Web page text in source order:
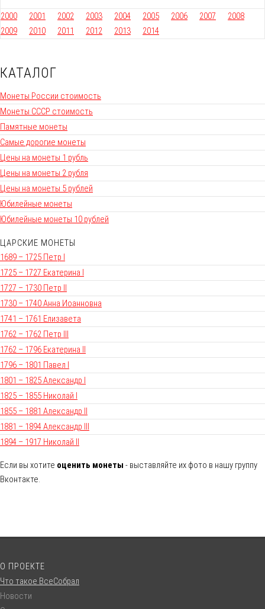
2000 2001 2002 2003 2004 2005 2006 2007
2008
2009
2010 2011 2012 2013 2014
КАТАЛОГ
Монеты России стоимость
Монеты СССР стоимость
Памятные монеты
Самые дорогие монеты
Цены на монеты 1 рубль
Цены на монеты 2 рубля
Цены на монеты 5 рублей
Юбилейные монеты
Юбилейные монеты 10 рублей
ЦАРСКИЕ МОНЕТЫ
1689 – 1725 Петр I
1725 – 1727 Екатерина I
1727 – 1730 Петр II
1730 – 1740 Анна Иоанновна
1741 – 1761 Елизавета
1762 – 1762 Петр III
1762 – 1796 Екатерина II
1796 – 1801 Павел I
1801 – 1825 Александр I
1825 – 1855 Николай I
1855 – 1881 Александр II
1881 – 1894 Александр III
1894 – 1917 Николай II
Если вы хотите оценить монеты - выставляйте их фото в нашу группу
Вконтакте.
О ПРОЕКТЕ
Что такое ВсеСобрал
Новости